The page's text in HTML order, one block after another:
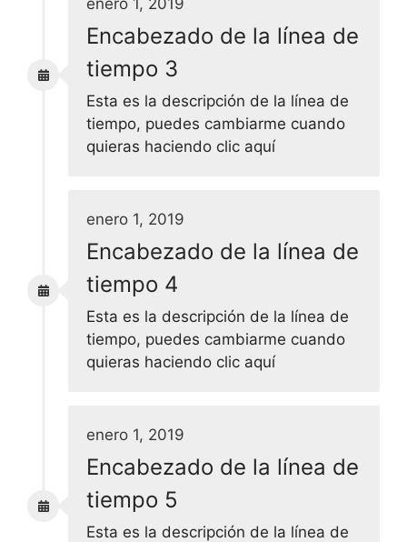
Encabezado de la línea de
tiempo 3
Esta es la descripción de la línea de
tiempo, puedes cambiarme cuando
quieras haciendo clic aquí
enero 1, 2019
Encabezado de la línea de
tiempo 4
Esta es la descripción de la línea de
tiempo, puedes cambiarme cuando
quieras haciendo clic aquí
enero 1, 2019
Encabezado de la línea de
tiempo 5
Esta es la descripción de la línea de